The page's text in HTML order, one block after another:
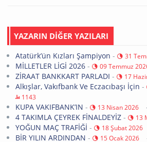
YAZARIN DİĞER YAZILARI
Atatürk’ün Kızları Şampiyon - 31
MİLLETLER LİGİ 2026 - 09 Temmuz
ZİRAAT BANKKART PARLADI - 17
Alkışlar, Vakıfbank Ve Eczacıbaşı İçin -
1143
KUPA VAKIFBANK’IN - 13 Nisan 2026
4 TAKIMLA ÇEYREK FİNALDEYİZ - 13
YOĞUN MAÇ TRAFİĞİ - 18 Şubat 2026
BİR YILIN ARDINDAN - 15 Ocak 2026